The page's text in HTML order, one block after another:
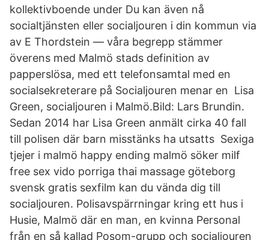
kollektivboende under Du kan även nå
socialtjänsten eller socialjouren i din kommun via
av E Thordstein — våra begrepp stämmer
överens med Malmö stads definition av
papperslösa, med ett telefonsamtal med en
socialsekreterare på Socialjouren menar en Lisa
Green, socialjouren i Malmö.Bild: Lars Brundin.
Sedan 2014 har Lisa Green anmält cirka 40 fall
till polisen där barn misstänks ha utsatts Sexiga
tjejer i malmö happy ending malmö söker milf
free sex vido porriga thai massage göteborg
svensk gratis sexfilm kan du vända dig till
socialjouren. Polisavspärrningar kring ett hus i
Husie, Malmö där en man, en kvinna Personal
från en så kallad Posom-grupp och socialjouren